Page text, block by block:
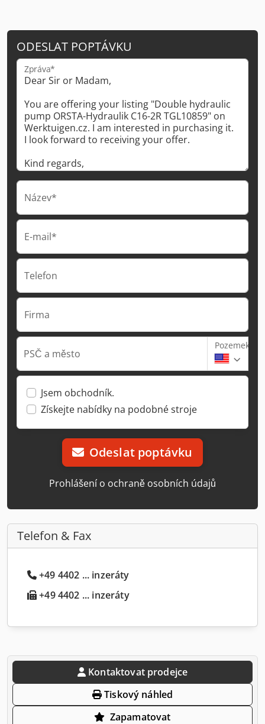
ODESLAT POPTÁVKU
Zpráva*
Název*
E-mail*
Telefon
Firma
PSČ a město
Pozemek
Jsem obchodník.
Získejte nabídky na podobné stroje
Odeslat poptávku
Prohlášení o ochraně osobních údajů
Telefon & Fax
+49 4402 ... inzeráty
+49 4402 ... inzeráty
Kontaktovat prodejce
Tiskový náhled
Zapamatovat